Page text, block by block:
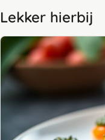
Lekker hierbij